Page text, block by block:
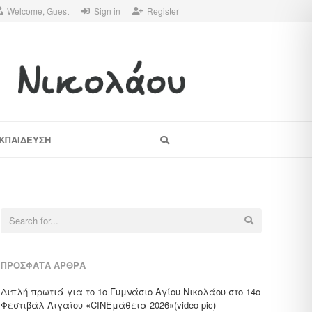
Welcome, Guest Sign in Register
Search
ΠΡΌΣΦΑΤΑ ΆΡΘΡΑ
Διπλή πρωτιά για το 1ο Γυμνάσιο Αγίου Νικολάου στο 14ο
Φεστιβάλ Αιγαίου «CΙΝΕμάθεια 2026»(video-pic)